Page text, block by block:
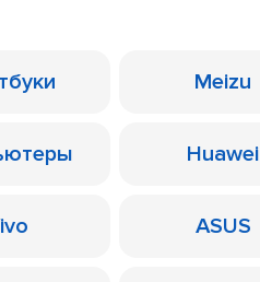
Meizu
Huawei
ASUS